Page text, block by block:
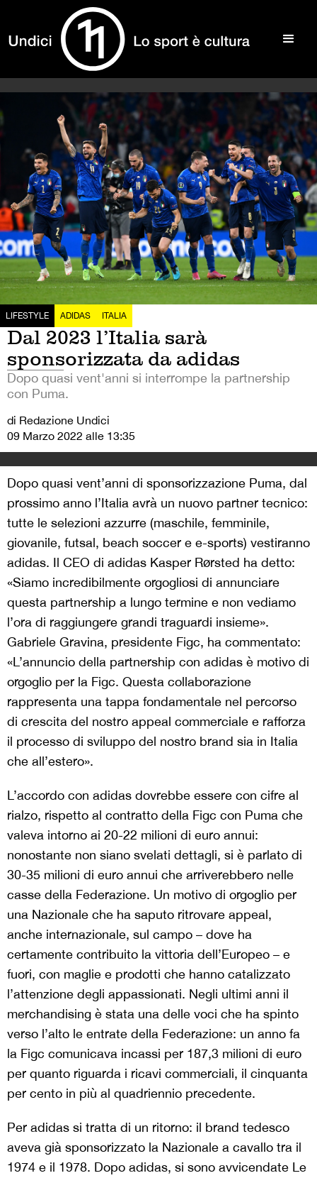
LIFESTYLE ADIDAS ITALIA
Dal 2023 l’Italia sarà
sponsorizzata da adidas
Dopo quasi vent'anni si interrompe la partnership
con Puma.
di Redazione Undici
09 Marzo 2022 alle 13:35
Dopo quasi vent’anni di sponsorizzazione Puma, dal
prossimo anno l’Italia avrà un nuovo partner tecnico:
tutte le selezioni azzurre (maschile, femminile,
giovanile, futsal, beach soccer e e-sports) vestiranno
adidas. Il CEO di adidas Kasper Rørsted ha detto:
«Siamo incredibilmente orgogliosi di annunciare
questa partnership a lungo termine e non vediamo
l’ora di raggiungere grandi traguardi insieme».
Gabriele Gravina, presidente Figc, ha commentato:
«L’annuncio della partnership con adidas è motivo di
orgoglio per la Figc. Questa collaborazione
rappresenta una tappa fondamentale nel percorso
di crescita del nostro appeal commerciale e rafforza
il processo di sviluppo del nostro brand sia in Italia
che all’estero».
L’accordo con adidas dovrebbe essere con cifre al
rialzo, rispetto al contratto della Figc con Puma che
valeva intorno ai 20-22 milioni di euro annui:
nonostante non siano svelati dettagli, si è parlato di
30-35 milioni di euro annui che arriverebbero nelle
casse della Federazione. Un motivo di orgoglio per
una Nazionale che ha saputo ritrovare appeal,
anche internazionale, sul campo – dove ha
certamente contribuito la vittoria dell’Europeo – e
fuori, con maglie e prodotti che hanno catalizzato
l’attenzione degli appassionati. Negli ultimi anni il
merchandising è stata una delle voci che ha spinto
verso l’alto le entrate della Federazione: un anno fa
la Figc comunicava incassi per 187,3 milioni di euro
per quanto riguarda i ricavi commerciali, il cinquanta
per cento in più al quadriennio precedente.
Per adidas si tratta di un ritorno: il brand tedesco
aveva già sponsorizzato la Nazionale a cavallo tra il
1974 e il 1978. Dopo adidas, si sono avvicendate Le